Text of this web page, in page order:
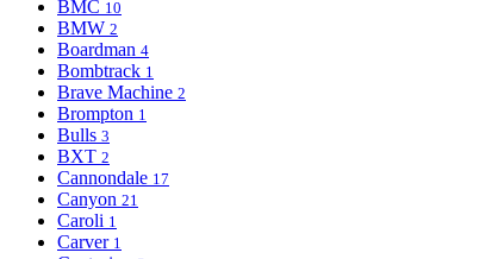
BMC 10
BMW 2
Boardman 4
Bombtrack 1
Brave Machine 2
Brompton 1
Bulls 3
BXT 2
Cannondale 17
Canyon 21
Caroli 1
Carver 1